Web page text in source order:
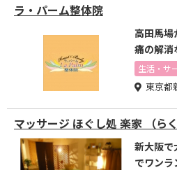
ラ・パーム整体院
高田馬場
痛の解消
生活・サ
東京都
マッサージ ほぐし処 楽家 （らく
新大阪で
でワンラ